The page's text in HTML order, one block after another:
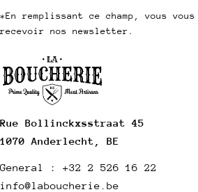
Rue Bollinckxsstraat 45
1070 Anderlecht, BE
General : +32 2 526 16 22
info@laboucherie.be
*En remplissant ce champ, vous
recevoir nos newsletter.